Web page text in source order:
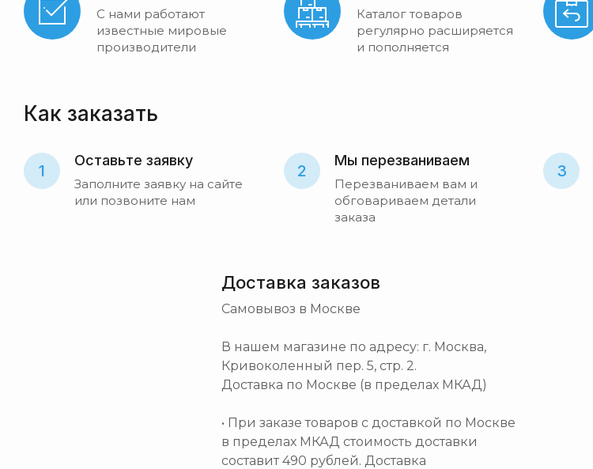
С нами работают
известные мировые
производители
Каталог товаров
регулярно расширяется
и пополняется
Как заказать
1
Оставьте заявку
Заполните заявку на сайте
или позвоните нам
2
Мы перезваниваем
Перезваниваем вам и
обговариваем детали
заказа
3
Доставка заказов
Самовывоз в Москве
В нашем магазине по адресу: г. Москва,
Кривоколенный пер. 5, стр. 2.
Доставка по Москве (в пределах МКАД)
• При заказе товаров с доставкой по Москве
в пределах МКАД стоимость доставки
составит 490 рублей. Доставка